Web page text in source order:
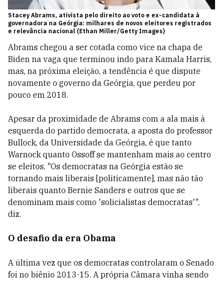
Stacey Abrams, ativista pelo direito ao voto e ex-candidata à
governadora na Geórgia: milhares de novos eleitores registrados
e relevância nacional (Ethan Miller/Getty Images)
Abrams chegou a ser cotada como vice na chapa de
Biden na vaga que terminou indo para Kamala Harris,
mas, na próxima eleição, a tendência é que dispute
novamente o governo da Geórgia, que perdeu por
pouco em 2018.
Apesar da proximidade de Abrams com a ala mais à
esquerda do partido democrata, a aposta do professor
Bullock, da Universidade da Geórgia, é que tanto
Warnock quanto Ossoff se mantenham mais ao centro
se eleitos. "Os democratas na Geórgia estão se
tornando mais liberais [politicamente], mas não tão
liberais quanto Bernie Sanders e outros que se
denominam mais como 'solicialistas democratas'",
diz.
O desafio da era Obama
A última vez que os democratas controlaram o Senado
foi no biênio 2013-15. A própria Câmara vinha sendo